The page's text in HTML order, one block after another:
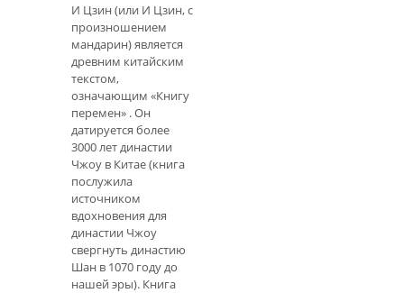
И Цзин (или И Цзин, с
произношением
мандарин) является
древним китайским
текстом,
означающим «Книгу
перемен» . Он
датируется более
3000 лет династии
Чжоу в Китае (книга
послужила
источником
вдохновения для
династии Чжоу
свергнуть династию
Шан в 1070 году до
нашей эры). Книга